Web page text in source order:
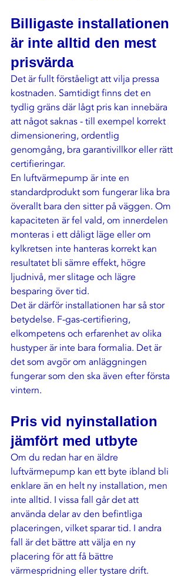
Billigaste installationen
är inte alltid den mest
prisvärda
Det är fullt förståeligt att vilja pressa
kostnaden. Samtidigt finns det en
tydlig gräns där lågt pris kan innebära
att något saknas - till exempel korrekt
dimensionering, ordentlig
genomgång, bra garantivillkor eller rätt
certifieringar.
En luftvärmepump är inte en
standardprodukt som fungerar lika bra
överallt bara den sitter på väggen. Om
kapaciteten är fel vald, om innerdelen
monteras i ett dåligt läge eller om
kylkretsen inte hanteras korrekt kan
resultatet bli sämre effekt, högre
ljudnivå, mer slitage och lägre
besparing över tid.
Det är därför installationen har så stor
betydelse. F-gas-certifiering,
elkompetens och erfarenhet av olika
hustyper är inte bara formalia. Det är
det som avgör om anläggningen
fungerar som den ska även efter första
vintern.
Pris vid nyinstallation
jämfört med utbyte
Om du redan har en äldre
luftvärmepump kan ett byte ibland bli
enklare än en helt ny installation, men
inte alltid. I vissa fall går det att
använda delar av den befintliga
placeringen, vilket sparar tid. I andra
fall är det bättre att välja en ny
placering för att få bättre
värmespridning eller tystare drift.